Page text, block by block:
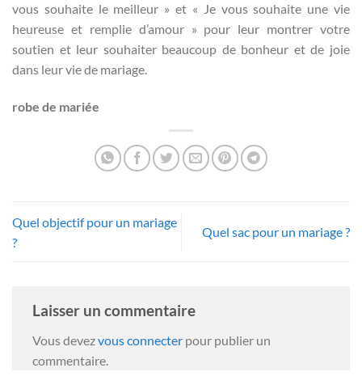
vous souhaite le meilleur » et « Je vous souhaite une vie
heureuse et remplie d’amour » pour leur montrer votre
soutien et leur souhaiter beaucoup de bonheur et de joie
dans leur vie de mariage.
robe de mariée
Quel objectif pour un mariage
?
Quel sac pour un mariage ?
Laisser un commentaire
Vous devezvous connecter pour publier un
commentaire.